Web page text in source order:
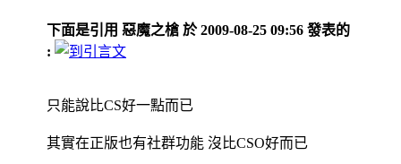
下面是引用 惡魔之槍 於 2009-08-25 09:56 發表的
:
只能說比CS好一點而已
其實在正版也有社群功能 沒比CSO好而已